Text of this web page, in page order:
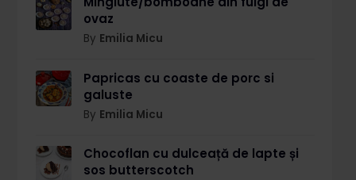
ovaz
By Emilia Micu
Papricas cu coaste de porc si
galuste
By Emilia Micu
Chocoflan cu dulceață de lapte și
sos butterscotch